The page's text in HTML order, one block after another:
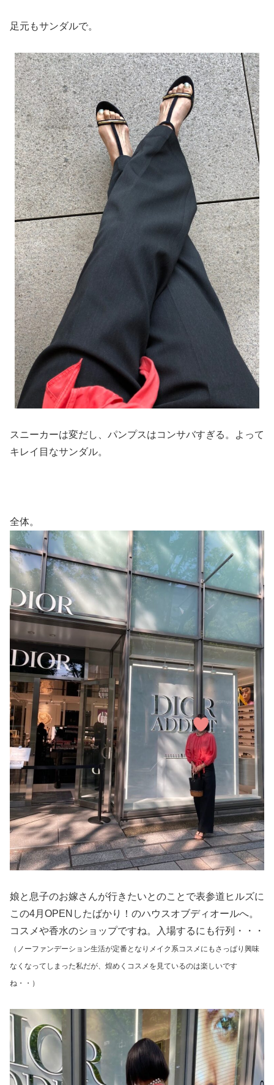
足元もサンダルで。
スニーカーは変だし、パンプスはコンサバすぎる。よって
キレイ目なサンダル。
全体。
娘と息子のお嫁さんが行きたいとのことで表参道ヒルズに
この4月OPENしたばかり！のハウスオブディオールへ。
コスメや香水のショップですね。入場するにも行列・・・
（ノーファンデーション生活が定番となりメイク系コスメにもさっぱり興味
なくなってしまった私だが、煌めくコスメを見ているのは楽しいです
ね・・）